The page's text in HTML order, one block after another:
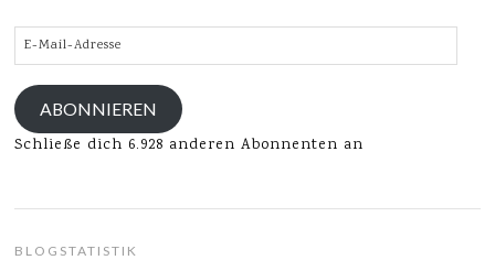
E-
Mail-
Adresse
ABONNIEREN
Schließe dich 6.928 anderen Abonnenten an
BLOGSTATISTIK